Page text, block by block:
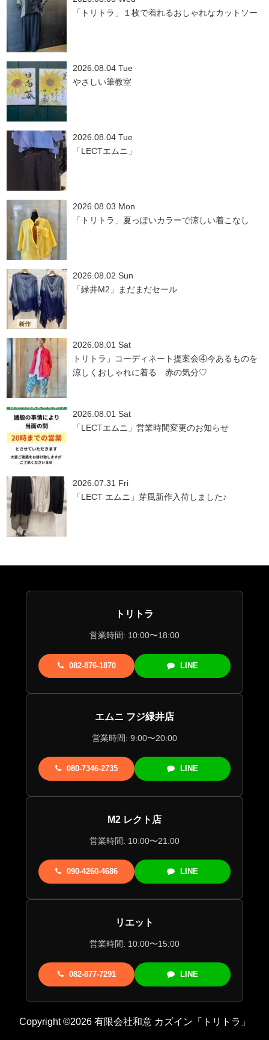
「トリトラ」１枚で着れるおしゃれなカットソー
2026.08.04 Tue
やさしい筆教室
2026.08.04 Tue
「LECTエムニ」
2026.08.03 Mon
「トリトラ」夏っぽいカラーで涼しい着こなし
2026.08.02 Sun
「緑井M2」まだまだセール
2026.08.01 Sat
トリトラ」コーディネート提案会④今あるものを
涼しくおしゃれに着る 赤の気分♡
2026.08.01 Sat
「LECTエムニ」営業時間変更のお知らせ
2026.07.31 Fri
「LECT エムニ」芽風新作入荷しました♪
トリトラ
営業時間: 10:00〜18:00
082-876-1870 LINE
エムニ フジ緑井店
営業時間: 9:00〜20:00
080-7346-2735 LINE
M2 レクト店
営業時間: 10:00〜21:00
090-4260-4686 LINE
リエット
営業時間: 10:00〜15:00
082-877-7291 LINE
Copyright ©2026 有限会社和意 カズイン「トリトラ」